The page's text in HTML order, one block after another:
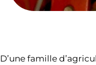
D’une famille